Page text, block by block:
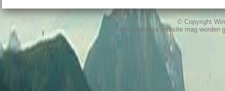
© Copyright
Niets van deze website mag worden